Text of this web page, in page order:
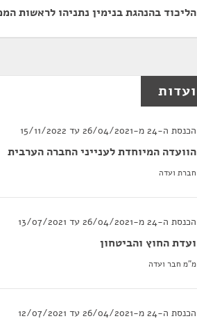
הליכוד בהנהגת בנימין נתניהו לראשות
ועדות
הכנסת ה-24 מ-26/04/2021 עד 15/11/2022
הוועדה המיוחדת לענייני החברה הערבית
חברת ועדה
הכנסת ה-24 מ-26/04/2021 עד 13/07/2021
ועדת החוץ והביטחון
מ"מ חבר ועדה
הכנסת ה-24 מ-26/04/2021 עד 12/07/2021